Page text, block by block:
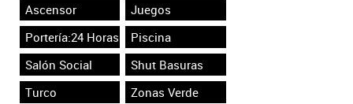
Ascensor
Juegos
Portería:24 Horas
Piscina
Salón Social
Shut Basuras
Turco
Zonas Verde